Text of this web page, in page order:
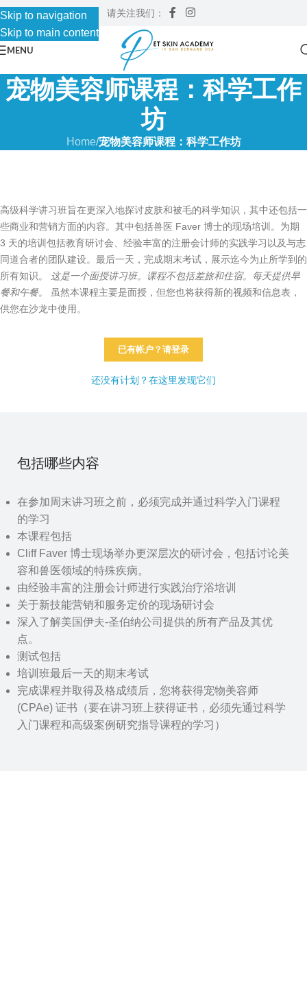
Skip to navigation
Skip to main content
请关注我们：
MENU
宠物美容师课程：科学工作
坊
Home/宠物美容师课程：科学工作坊
高级科学讲习班旨在更深入地探讨皮肤和被毛的科学知识，其中还包括一
些商业和营销方面的内容。其中包括兽医 Faver 博士的现场培训。为期
3 天的培训包括教育研讨会、经验丰富的注册会计师的实践学习以及与志
同道合者的团队建设。最后一天，完成期末考试，展示迄今为止所学到的
所有知识。 这是一个面授讲习班。课程不包括差旅和住宿。每天提供早
餐和午餐。 虽然本课程主要是面授，但您也将获得新的视频和信息表，
供您在沙龙中使用。
已有帐户？请登录
还没有计划？在这里发现它们
包括哪些内容
在参加周末讲习班之前，必须完成并通过科学入门课程
的学习
本课程包括
Cliff Faver 博士现场举办更深层次的研讨会，包括讨论美
容和兽医领域的特殊疾病。
由经验丰富的注册会计师进行实践治疗浴培训
关于新技能营销和服务定价的现场研讨会
深入了解美国伊夫-圣伯纳公司提供的所有产品及其优
点。
测试包括
培训班最后一天的期末考试
完成课程并取得及格成绩后，您将获得宠物美容师
(CPAe) 证书（要在讲习班上获得证书，必须先通过科学
入门课程和高级案例研究指导课程的学习）